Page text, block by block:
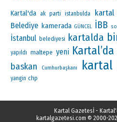
Kartal'da ak parti istanbulda kartal
Belediye kamerada GÜNCEL İBB
İstanbul belediyesi kartalda
yapıldı maltepe yeni Kartal’da
baskan Cumhurbaşkanı kartal
yangin chp
Kartal Gazetesİ -
kartalgazetesi.com © 2000-